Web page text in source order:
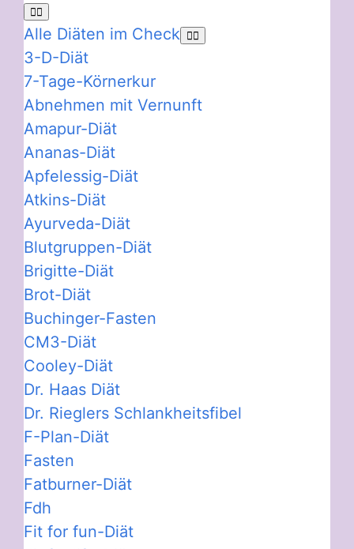
Alle Diäten im Check
3-D-Diät
7-Tage-Körnerkur
Abnehmen mit Vernunft
Amapur-Diät
Ananas-Diät
Apfelessig-Diät
Atkins-Diät
Ayurveda-Diät
Blutgruppen-Diät
Brigitte-Diät
Brot-Diät
Buchinger-Fasten
CM3-Diät
Cooley-Diät
Dr. Haas Diät
Dr. Rieglers Schlankheitsfibel
F-Plan-Diät
Fasten
Fatburner-Diät
Fdh
Fit for fun-Diät